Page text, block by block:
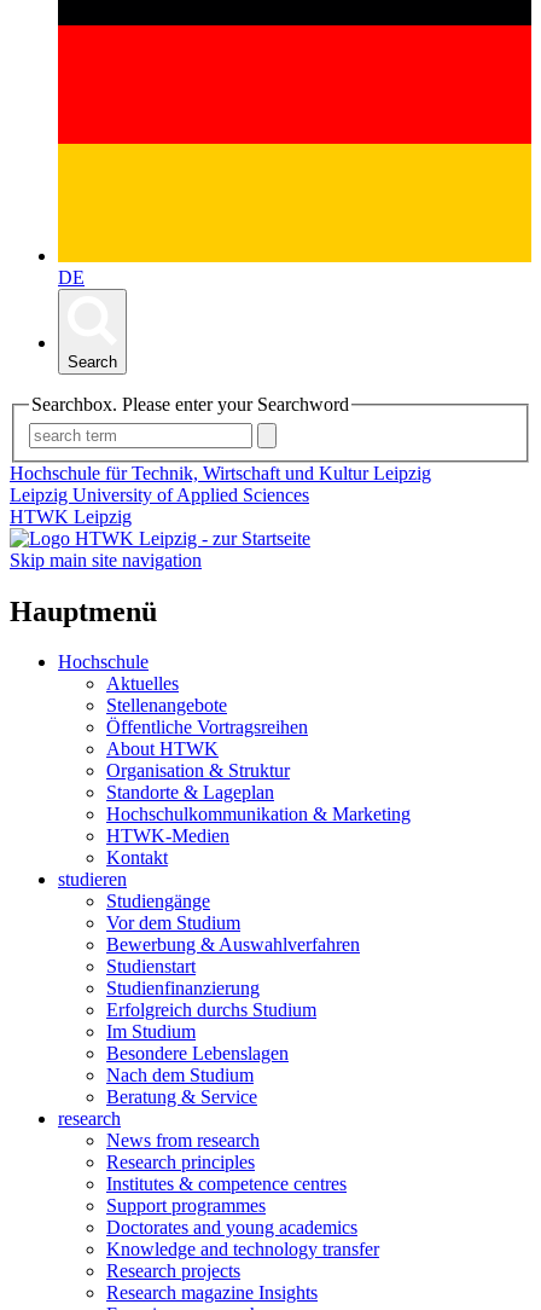
DE
Search
Searchbox. Please enter your Searchword
Hochschule für Technik, Wirtschaft und Kultur Leipzig
Leipzig University of Applied Sciences
HTWK Leipzig
Skip main site navigation
Hauptmenü
Hochschule
Aktuelles
Stellenangebote
Öffentliche Vortragsreihen
About HTWK
Organisation & Struktur
Standorte & Lageplan
Hochschulkommunikation & Marketing
HTWK-Medien
Kontakt
studieren
Studiengänge
Vor dem Studium
Bewerbung & Auswahlverfahren
Studienstart
Studienfinanzierung
Erfolgreich durchs Studium
Im Studium
Besondere Lebenslagen
Nach dem Studium
Beratung & Service
research
News from research
Research principles
Institutes & competence centres
Support programmes
Doctorates and young academics
Knowledge and technology transfer
Research projects
Research magazine Insights